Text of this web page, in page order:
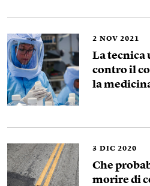
2 NOV 2021
La tecnica
contro il
la
3 DIC 2020
Che
morire di